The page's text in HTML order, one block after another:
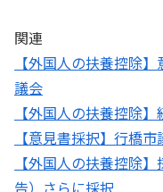
関連
【外国人の扶養控除
議会
【外国人の扶養控除
【意見書採択】行橋
【外国人の扶養控除